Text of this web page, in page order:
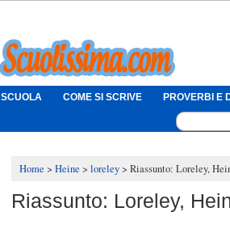
SCUOLA COME SI SCRIVE PROVERBI E
Home Heine loreley Riassunto: Loreley,
Riassunto: Loreley,